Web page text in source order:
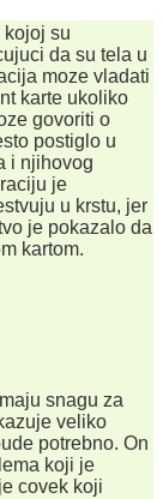
kojoj su
da su tela u
moze vladati
karte ukoliko
govoriti o
postiglo u
i njihovog
je
u krstu, jer
je pokazalo da
kartom.
snagu za
veliko
potrebno. On
koji je
covek koji